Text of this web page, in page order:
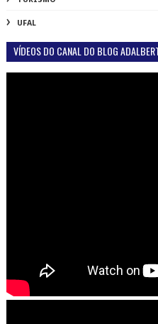
UFAL
VÍDEOS DO CANAL DO BLOG